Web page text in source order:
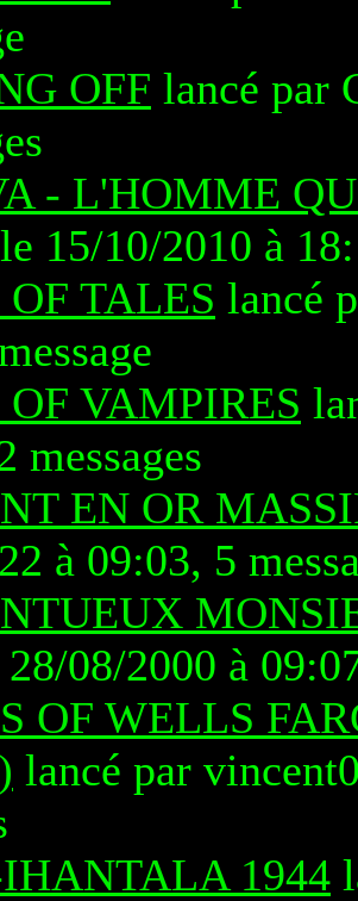
OFF lancé par
- L'HOMME
15/10/2010 à
TALES lancé
VAMPIRES
messages
EN OR
à 09:03, 5
08/2000 à
OF WELLS
lancé par
1944